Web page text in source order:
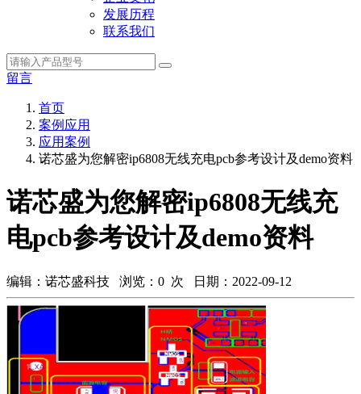
发展历程
联系我们
留言
首页
案例应用
应用案例
诺芯盛为您解密ip6808无线充电pcb参考设计及demo资料
诺芯盛为您解密ip6808无线充
电pcb参考设计及demo资料
编辑：诺芯盛科技 浏览： 0 次 日期：2022-09-12